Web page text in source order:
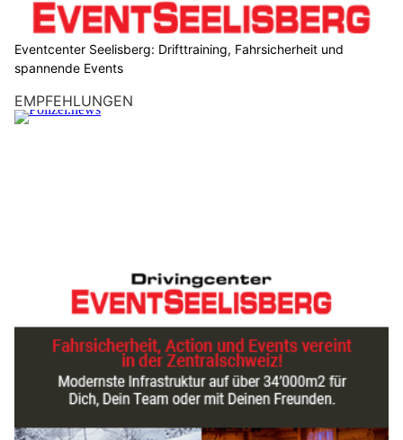
Eventcenter Seelisberg: Drifttraining, Fahrsicherheit und
spannende Events
EMPFEHLUNGEN